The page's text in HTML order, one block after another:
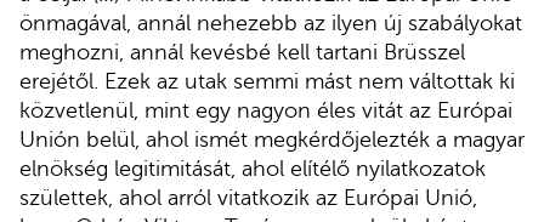
önmagával, annál nehezebb az ilyen új szabályokat
meghozni, annál kevésbé kell tartani Brüsszel
erejétől. Ezek az utak semmi mást nem váltottak ki
közvetlenül, mint egy nagyon éles vitát az Európai
Unión belül, ahol ismét megkérdőjelezték a magyar
elnökség legitimitását, ahol elítélő nyilatkozatok
születtek, ahol arról vitatkozik az Európai Unió,